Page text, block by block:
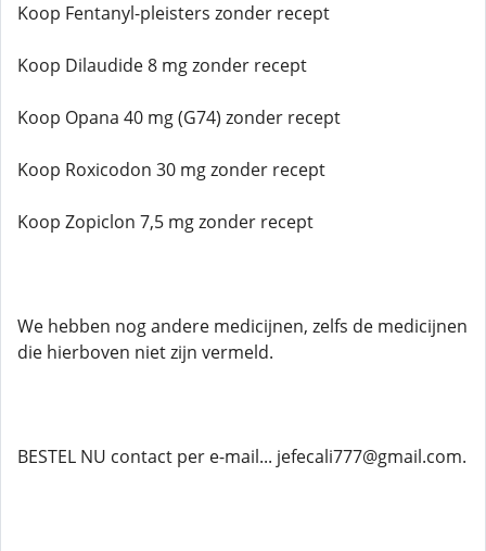
Koop Fentanyl-pleisters zonder recept
Koop Dilaudide 8 mg zonder recept
Koop Opana 40 mg (G74) zonder recept
Koop Roxicodon 30 mg zonder recept
Koop Zopiclon 7,5 mg zonder recept
We hebben nog andere medicijnen, zelfs de medicijnen
die hierboven niet zijn vermeld.
BESTEL NU contact per e-mail... jefecali777@gmail.com.